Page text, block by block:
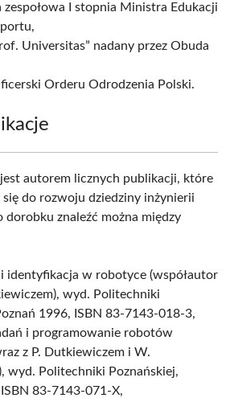
zespołowa I stopnia Ministra Edukacji
Universitas” nadany przez Obuda
Orderu Odrodzenia Polski.
autorem licznych publikacji, które
się do rozwoju dziedziny inżynierii
znaleźć można między
identyfikacja w robotyce (współautor
wyd. Politechniki
1996, ISBN 83-7143-018-3,
i programowanie robotów
z P. Dutkiewiczem i W.
wyd. Politechniki Poznańskiej,
83-7143-071-X,